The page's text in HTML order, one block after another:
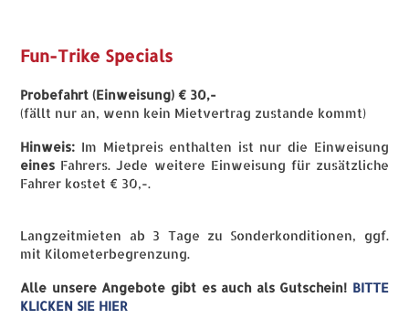
Fun-Trike Specials
Probefahrt (Einweisung) € 30,-
(fällt nur an, wenn kein Mietvertrag zustande kommt)
Hinweis: Im Mietpreis enthalten ist nur die Einweisung
eines Fahrers. Jede weitere Einweisung für zusätzliche
Fahrer kostet € 30,-.
Langzeitmieten ab 3 Tage zu Sonderkonditionen, ggf.
mit Kilometerbegrenzung.
Alle unsere Angebote gibt es auch als Gutschein! BITTE
KLICKEN SIE HIER